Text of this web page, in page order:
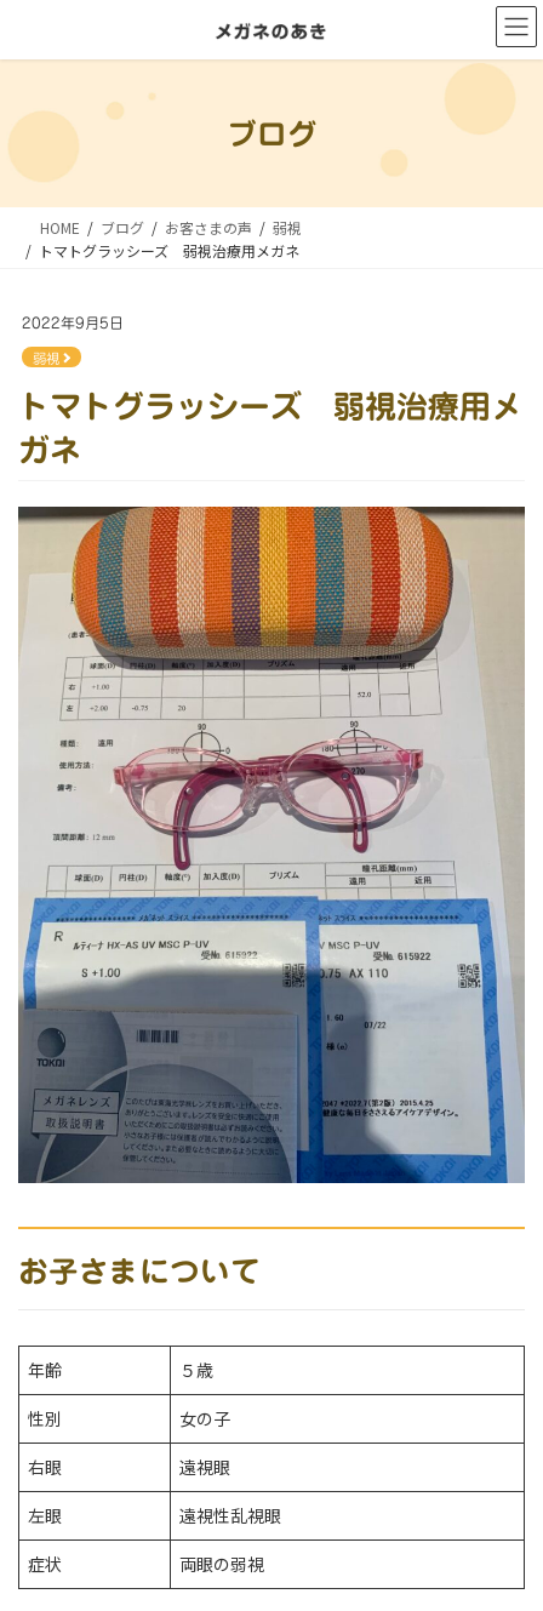
ン
ツ
ー
シ
ブログ
HOME ブログ お客さまの声
弱視
トマトグラッシーズ 弱視治療用メガネ
2022年9月5日
弱視
トマトグラッシーズ 弱視治療用メ
ガネ
お子さまについて
年齢
５歳
性別
女の子
右眼
遠視眼
左眼
遠視性乱視眼
症状
両眼の弱視